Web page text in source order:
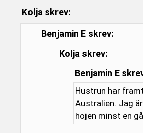
Kolja skrev:
Benjamin E skrev:
Kolja skrev:
Benjamin E
Hustrun har
Australien. Jag
hojen minst en